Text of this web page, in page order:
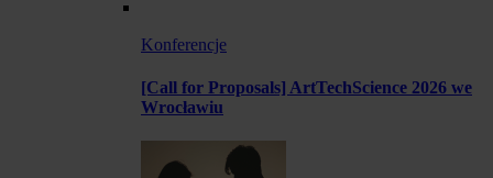
Konferencje
[Call for Proposals] ArtTechScience 2026 we
Wrocławiu